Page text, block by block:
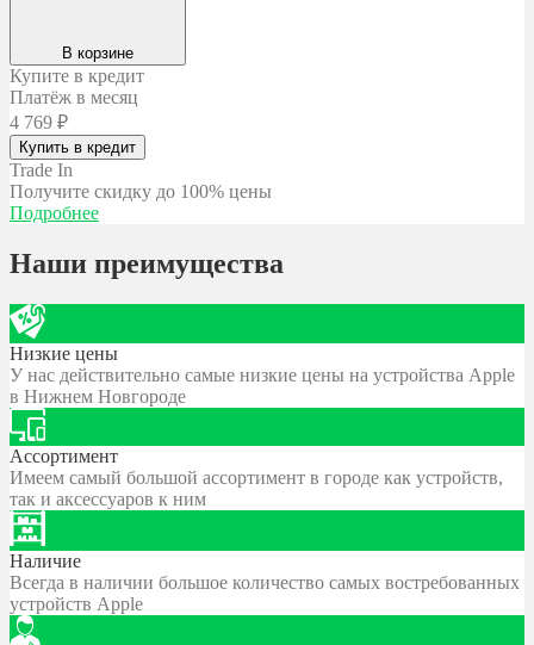
В корзине
Купите в кредит
Платёж в месяц
4 769 ₽
Купить в кредит
Trade In
Получите скидку до 100% цены
Подробнее
Наши преимущества
Низкие цены
У нас действительно самые низкие цены на устройства Apple
в Нижнем Новгороде
Ассортимент
Имеем самый большой ассортимент в городе как устройств,
так и аксессуаров к ним
Наличие
Всегда в наличии большое количество самых востребованных
устройств Apple